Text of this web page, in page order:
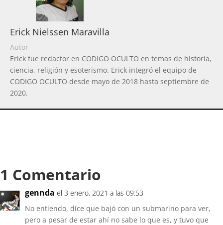
Erick Nielssen Maravilla
Autor
Erick fue redactor en CODIGO OCULTO en temas de historia,
ciencia, religión y esoterismo. Erick integró el equipo de
CODIGO OCULTO desde mayo de 2018 hasta septiembre de
2020.
1 Comentario
gennda el 3 enero, 2021 a las 09:53
No entiendo, dice que bajó con un submarino para ver,
pero a pesar de estar ahí no sabe lo que es, y tuvo que